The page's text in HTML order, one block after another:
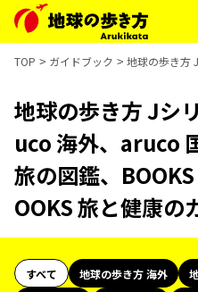
TOP ガイドブック 地球の歩き方
地球の歩き方 Jシ
uco 海外、aruco
旅の図鑑、
OOKS 旅と健康の
すべて 地球の歩き方 海外